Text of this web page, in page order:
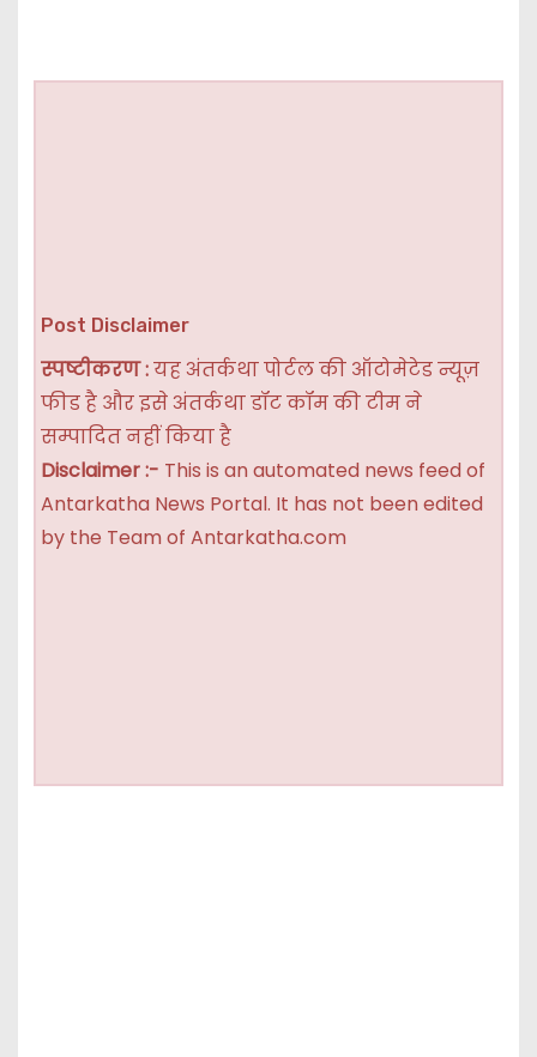
Post Disclaimer
स्पष्टीकरण :यह अंतर्कथा पोर्टल की ऑटोमेटेड न्यूज़
फीड है और इसे अंतर्कथा डॉट कॉम की टीम ने
सम्पादित नहीं किया है
Disclaimer :- This is an automated news feed of
Antarkatha News Portal. It has not been edited
by the Team of Antarkatha.com